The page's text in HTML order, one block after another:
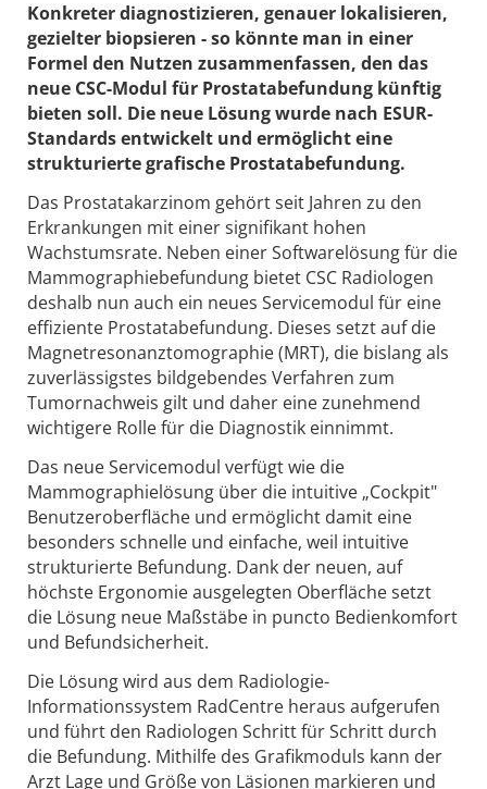
Konkreter diagnostizieren, genauer lokalisieren,
gezielter biopsieren - so könnte man in einer
Formel den Nutzen zusammenfassen, den das
neue CSC-Modul für Prostatabefundung künftig
bieten soll. Die neue Lösung wurde nach ESUR-
Standards entwickelt und ermöglicht eine
strukturierte grafische Prostatabefundung.
Das Prostatakarzinom gehört seit Jahren zu den
Erkrankungen mit einer signifikant hohen
Wachstumsrate. Neben einer Softwarelösung für die
Mammographiebefundung bietet CSC Radiologen
deshalb nun auch ein neues Servicemodul für eine
effiziente Prostatabefundung. Dieses setzt auf die
Magnetresonanztomographie (MRT), die bislang als
zuverlässigstes bildgebendes Verfahren zum
Tumornachweis gilt und daher eine zunehmend
wichtigere Rolle für die Diagnostik einnimmt.
Das neue Servicemodul verfügt wie die
Mammographielösung über die intuitive „Cockpit"
Benutzeroberfläche und ermöglicht damit eine
besonders schnelle und einfache, weil intuitive
strukturierte Befundung. Dank der neuen, auf
höchste Ergonomie ausgelegten Oberfläche setzt
die Lösung neue Maßstäbe in puncto Bedienkomfort
und Befundsicherheit.
Die Lösung wird aus dem Radiologie-
Informationssystem RadCentre heraus aufgerufen
und führt den Radiologen Schritt für Schritt durch
die Befundung. Mithilfe des Grafikmoduls kann der
Arzt Lage und Größe von Läsionen markieren und